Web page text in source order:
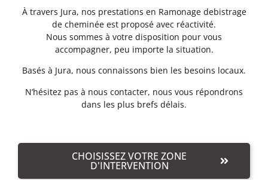
À travers Jura, nos prestations en Ramonage debistrage
de cheminée est proposé avec réactivité.
Nous sommes à votre disposition pour vous
accompagner, peu importe la situation.
Basés à Jura, nous connaissons bien les besoins locaux.
N’hésitez pas à nous contacter, nous vous répondrons
dans les plus brefs délais.
CHOISISSEZ VOTRE ZONE
D'INTERVENTION